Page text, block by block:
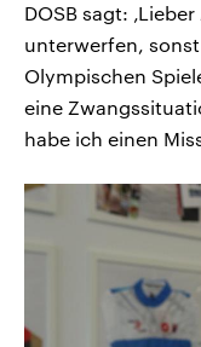
DOSB sagt:
unterwerfen,
Olympischen
eine
habe ich einen